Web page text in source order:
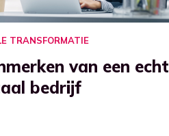
TRANSFORMATIE
van een echt
bedrijf